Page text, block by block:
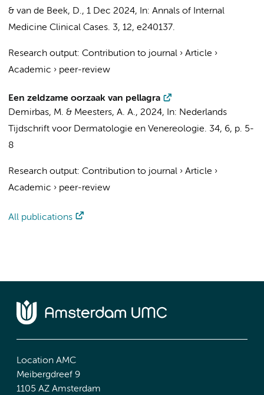
& van de Beek, D., 1 Dec 2024, In: Annals of Internal
Medicine Clinical Cases. 3, 12, e240137.
Research output: Contribution to journal › Article ›
Academic › peer-review
Een zeldzame oorzaak van pellagra
Demirbas, M. & Meesters, A. A., 2024, In: Nederlands
Tijdschrift voor Dermatologie en Venereologie. 34, 6, p. 5-
8
Research output: Contribution to journal › Article ›
Academic › peer-review
All publications
Location AMC
Meibergdreef 9
1105 AZ Amsterdam